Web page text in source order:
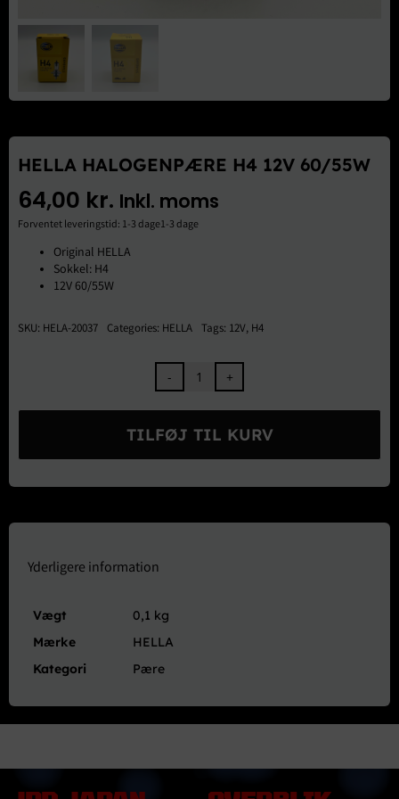
Kontakt Os
HELLA HALOGENPÆRE H4 12V 60/55W
64,00 kr. Inkl. moms
Forventet leveringstid: 1-3 dage1-3 dage
Original HELLA
Sokkel: H4
12V 60/55W
SKU: HELA-20037 Categories: HELLA Tags: 12V, H4
HELLA
H4
12V
60/55W
antal
TILFØJ TIL KURV
Yderligere information
Vægt
0,1 kg
Mærke
HELLA
Kategori
Pære